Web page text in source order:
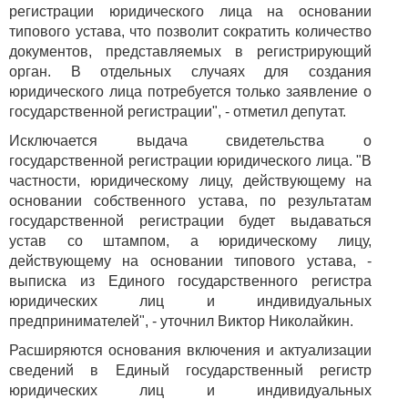
регистрации юридического лица на основании
типового устава, что позволит сократить количество
документов, представляемых в регистрирующий
орган. В отдельных случаях для создания
юридического лица потребуется только заявление о
государственной регистрации", - отметил депутат.
Исключается выдача свидетельства о
государственной регистрации юридического лица. "В
частности, юридическому лицу, действующему на
основании собственного устава, по результатам
государственной регистрации будет выдаваться
устав со штампом, а юридическому лицу,
действующему на основании типового устава, -
выписка из Единого государственного регистра
юридических лиц и индивидуальных
предпринимателей", - уточнил Виктор Николайкин.
Расширяются основания включения и актуализации
сведений в Единый государственный регистр
юридических лиц и индивидуальных